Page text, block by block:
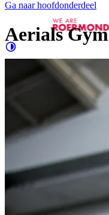
Ga naar hoofdonderdeel
verhogen
Evenementen
Aerials Gym